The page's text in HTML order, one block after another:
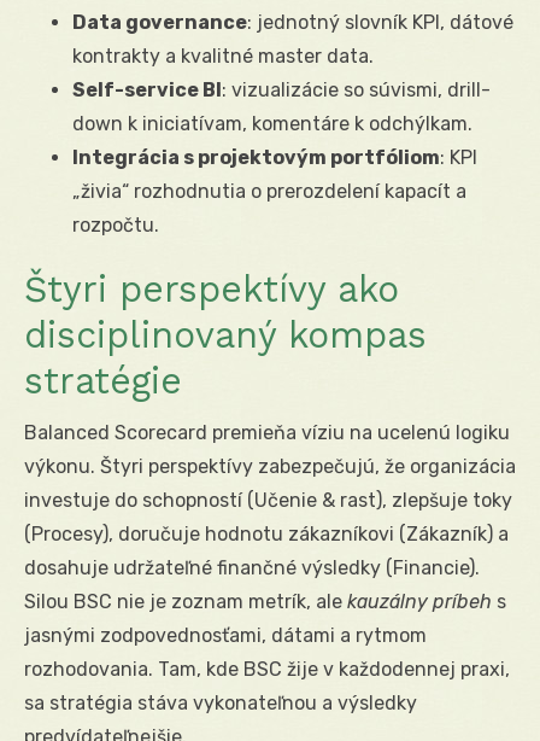
Data governance: jednotný slovník KPI, dátové
kontrakty a kvalitné master data.
Self-service BI: vizualizácie so súvismi, drill-
down k iniciatívam, komentáre k odchýlkam.
Integrácia s projektovým portfóliom: KPI
„živia“ rozhodnutia o prerozdelení kapacít a
rozpočtu.
Štyri perspektívy ako
disciplinovaný kompas
stratégie
Balanced Scorecard premieňa víziu na ucelenú logiku
výkonu. Štyri perspektívy zabezpečujú, že organizácia
investuje do schopností (Učenie & rast), zlepšuje toky
(Procesy), doručuje hodnotu zákazníkovi (Zákazník) a
dosahuje udržateľné finančné výsledky (Financie).
Silou BSC nie je zoznam metrík, ale kauzálny príbeh s
jasnými zodpovednosťami, dátami a rytmom
rozhodovania. Tam, kde BSC žije v každodennej praxi,
sa stratégia stáva vykonateľnou a výsledky
predvídateľnejšie.